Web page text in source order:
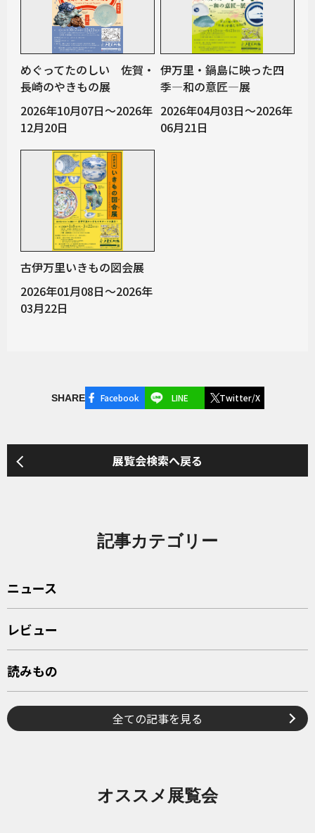
めぐってたのしい 佐賀・
長崎のやきもの展
2026年10月07日～2026年
12月20日
伊万里・鍋島に映った四
季―和の意匠―展
2026年04月03日～2026年
06月21日
古伊万里いきもの図会展
2026年01月08日～2026年
03月22日
SHARE Facebook LINE Twitter/X
展覧会検索へ戻る
記事カテゴリー
ニュース
レビュー
読みもの
全ての記事を見る
オススメ展覧会